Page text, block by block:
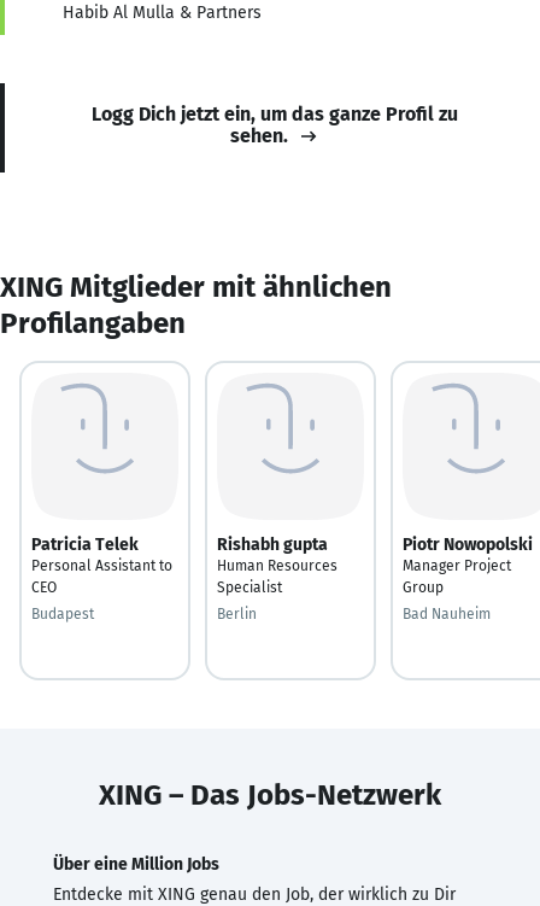
Habib Al Mulla & Partners
Logg Dich jetzt ein, um das ganze Profil zu
sehen.
XING Mitglieder mit ähnlichen
Profilangaben
Patricia Telek
Personal Assistant to
CEO
Budapest
Rishabh gupta
Human Resources
Specialist
Berlin
Piotr Nowopolski
Manager Project
Group
Bad Nauheim
XING – Das Jobs-Netzwerk
Über eine Million Jobs
Entdecke mit XING genau den Job, der wirklich zu Dir